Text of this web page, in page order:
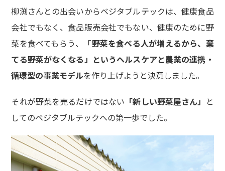
柳渕さんとの出会いからベジタブルテックは、健康食品
会社でもなく、食品販売会社でもない、健康のために野
菜を食べてもらう、「野菜を食べる人が増えるから、棄
てる野菜がなくなる」というヘルスケアと農業の連携・
循環型の事業モデルを作り上げようと決意しました。
それが野菜を売るだけではない 「新しい野菜屋さん」 と
してのベジタブルテックへの第一歩でした。